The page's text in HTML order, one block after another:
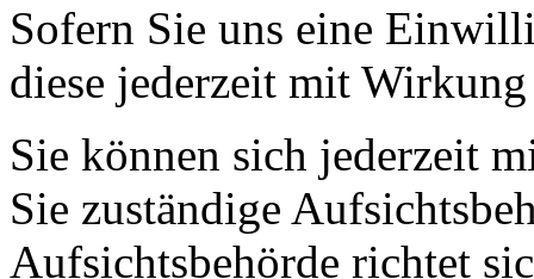
Sofern Sie uns eine
diese jederzeit mit
Sie können sich jederzeit
Sie zuständige
Aufsichtsbehörde richtet